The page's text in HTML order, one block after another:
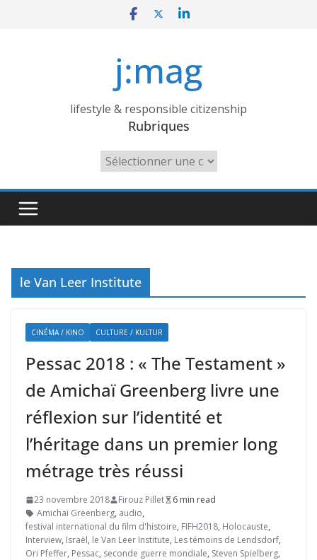
j:mag
lifestyle & responsible citizenship
Rubriques
Rubriques
le Van Leer Institute
CINÉMA / KINO CULTURE / KULTUR
Pessac 2018 : « The Testament »
de Amichaï Greenberg livre une
réflexion sur l’identité et
l’héritage dans un premier long
métrage très réussi
23 novembre 2018 Firouz Pillet
6 min read
Amichaï Greenberg, audio,
festival international du film d'histoire, FIFH2018, Holocauste,
Interview, Israël, le Van Leer Institute, Les témoins de Lendsdorf,
Ori Pfeffer, Pessac, seconde guerre mondiale, Steven Spielberg,